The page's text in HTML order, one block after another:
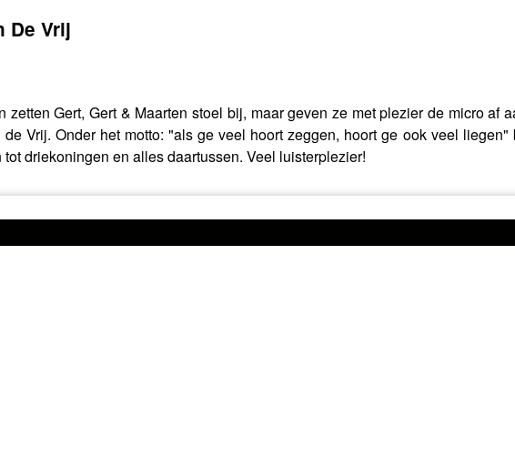
De Vrij
Gert, Gert & Maarten stoel bij, maar geven ze met plezier de micro af
Vrij. Onder het motto: "als ge veel hoort zeggen, hoort ge ook veel liegen"
driekoningen en alles daartussen. Veel luisterplezier!